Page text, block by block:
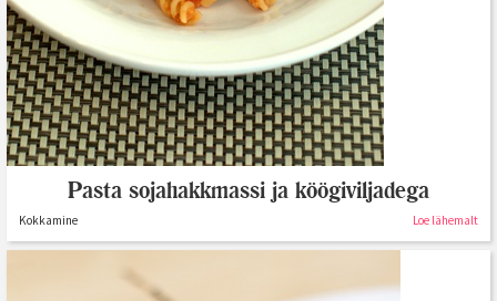
Pasta sojahakkmassi ja köögiviljadega
Kokkamine Loe lähemalt